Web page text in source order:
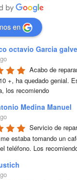
en
octavio Garcia
Acabo de
+, ha quedado genial.
los recomiendo
Medina Manuel
Servicio de
estaba tomando un
teléfono. Los